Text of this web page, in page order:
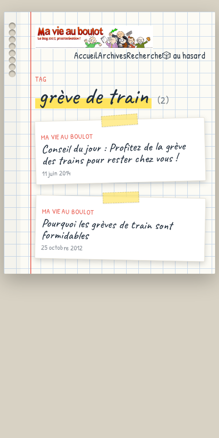
AccueilArchivesRecherche🎲 au hasard
TAG
grève de train (2)
MA VIE AU BOULOT
Conseil du jour : Profitez de la grève
des trains pour rester chez vous !
11 juin 2014
MA VIE AU BOULOT
Pourquoi les grèves de train sont
formidables
25 octobre 2012